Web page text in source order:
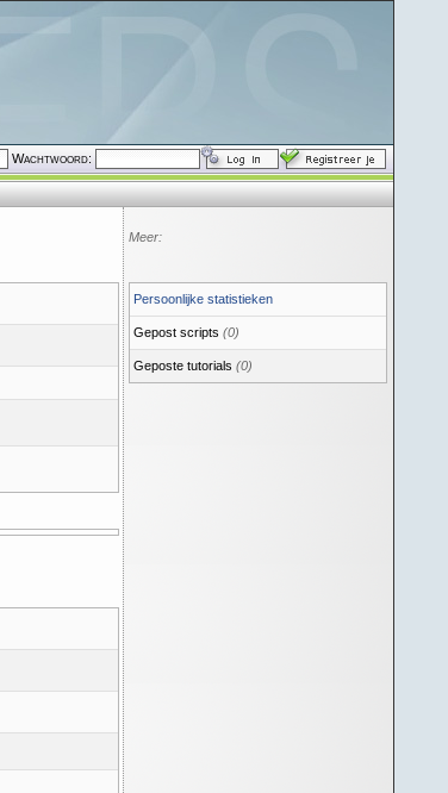
Wachtwoord:
Meer:
Persoonlijke statistieken
Gepost scripts (0)
Geposte tutorials (0)